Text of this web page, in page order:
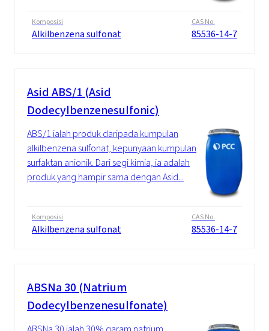
Komposisi
Alkilbenzena sulfonat
CAS No.
85536-14-7
Asid ABS/1 (Asid
Dodecylbenzenesulfonic)
ABS/1 ialah produk daripada kumpulan
alkilbenzena sulfonat, kepunyaan kumpulan
surfaktan anionik. Dari segi kimia, ia adalah
produk yang hampir sama dengan Asid...
Komposisi
Alkilbenzena sulfonat
CAS No.
85536-14-7
ABSNa 30 (Natrium
Dodecylbenzenesulfonate)